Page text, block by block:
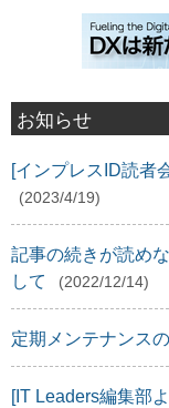
お知らせ
[インプレスID読者
(2023/4/19)
記事の続きが読め
して
(2022/12/14)
定期メンテナンス
[IT Leaders編集部